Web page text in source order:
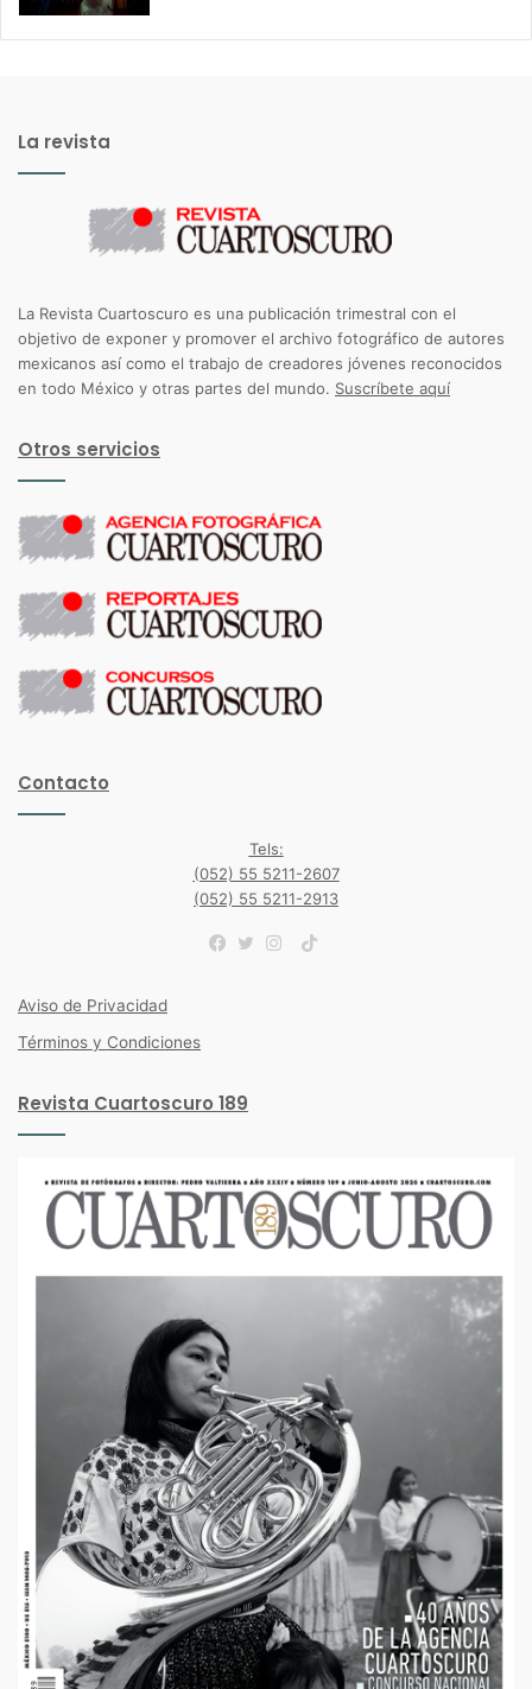
La revista
La Revista Cuartoscuro es una publicación trimestral con el
objetivo de exponer y promover el archivo fotográfico de autores
mexicanos así como el trabajo de creadores jóvenes reconocidos
en todo México y otras partes del mundo. Suscríbete aquí
Otros servicios
Contacto
Tels:
(052) 55 5211-2607
(052) 55 5211-2913
TikTok
Aviso de Privacidad
Términos y Condiciones
Revista Cuartoscuro 189